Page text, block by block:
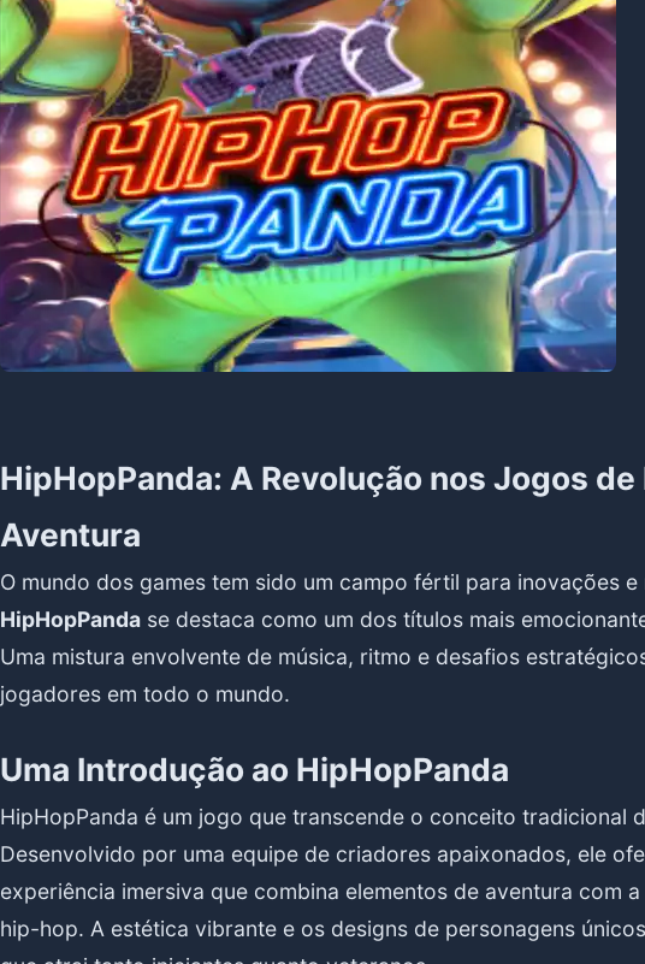
HipHopPanda: A Revolução nos Jogos de
Aventura
O mundo dos games tem sido um campo fértil para inovações
HipHopPanda se destaca como um dos títulos mais
Uma mistura envolvente de música, ritmo e desafios
jogadores em todo o mundo.
Uma Introdução ao HipHopPanda
HipHopPanda é um jogo que transcende o conceito tradicional
Desenvolvido por uma equipe de criadores apaixonados, ele
experiência imersiva que combina elementos de aventura com
hip-hop. A estética vibrante e os designs de personagens